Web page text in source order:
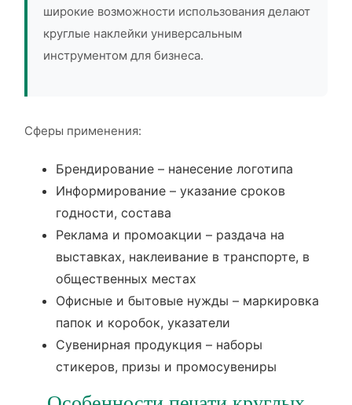
широкие возможности использования делают
круглые наклейки универсальным
инструментом для бизнеса.
Сферы применения:
Брендирование – нанесение логотипа
Информирование – указание сроков
годности, состава
Реклама и промоакции – раздача на
выставках, наклеивание в транспорте, в
общественных местах
Офисные и бытовые нужды – маркировка
папок и коробок, указатели
Сувенирная продукция – наборы
стикеров, призы и промосувениры